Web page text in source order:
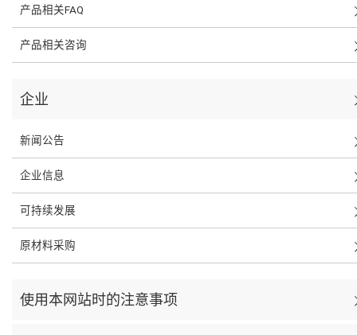
产品相关FAQ
产品相关咨询
企业
新闻公告
企业信息
可持续发展
原材料采购
使用本网站时的注意事项